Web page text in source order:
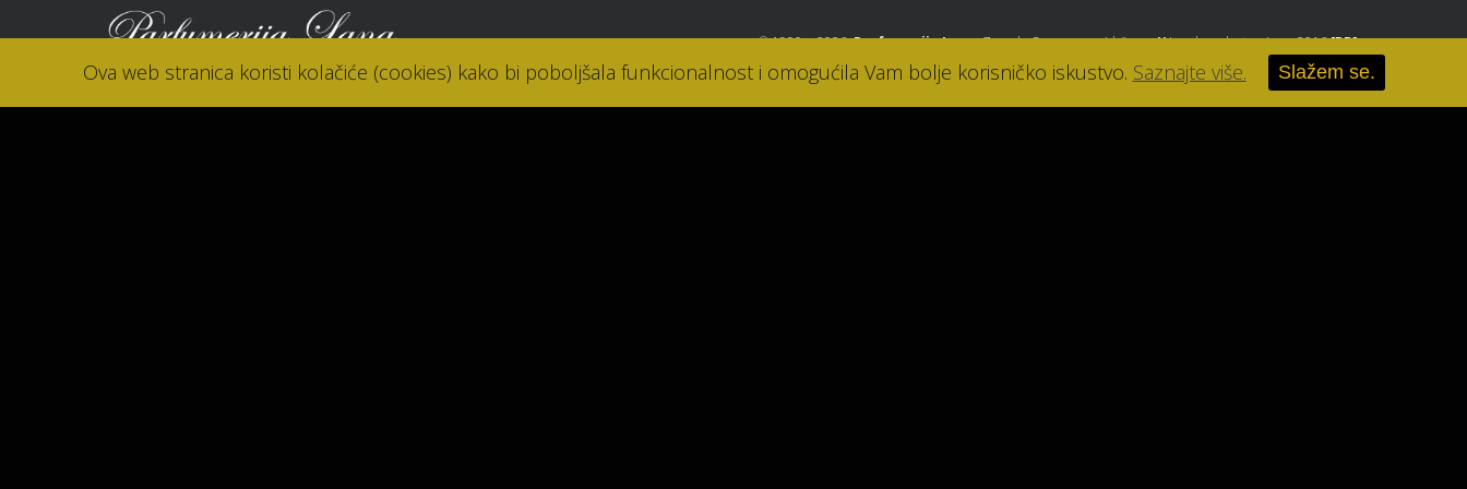
© 1990. - 2026.Parfumerija Lana, Zagreb. Sva prava pridržana.//Izrada web stranice u 2016[RB].
Ova web stranica koristi kolačiće (cookies) kako bi poboljšala funkcionalnost i omogućila Vam bolje korisničko iskustvo. Saznajte više. Slažem se.